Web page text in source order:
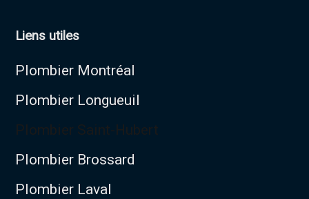
Liens utiles
Plombier Montréal
Plombier Longueuil
Plombier Saint-Hubert
Plombier Brossard
Plombier Laval